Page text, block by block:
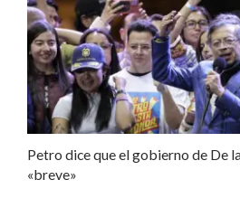
Petro dice que el gobierno de De
«breve»